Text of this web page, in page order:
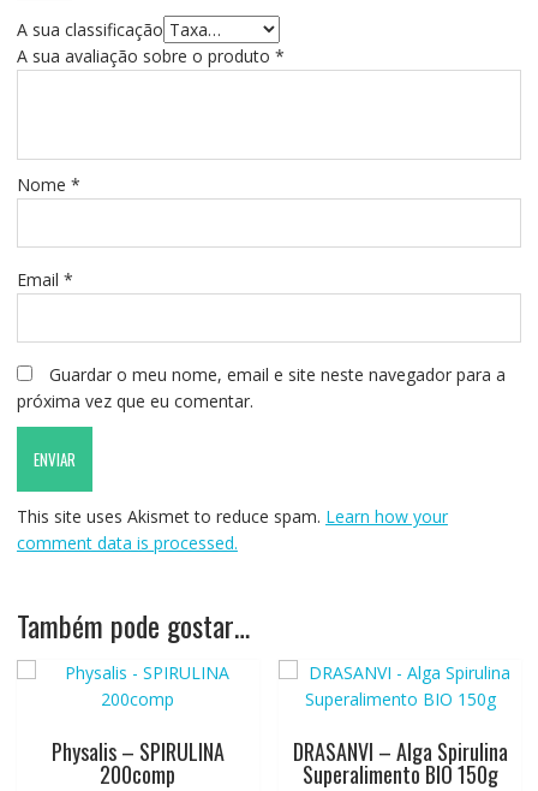
A sua classificação
A sua avaliação sobre o produto *
Nome *
Email *
Guardar o meu nome, email e site neste navegador para a
próxima vez que eu comentar.
This site uses Akismet to reduce spam. Learn how your
comment data is processed.
Também pode gostar…
Physalis – SPIRULINA
200comp
DRASANVI – Alga Spirulina
Superalimento BIO 150g